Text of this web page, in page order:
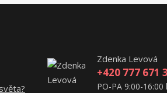
Zdenka Levová
+420 777 671
PO-PA 9:00-16:00